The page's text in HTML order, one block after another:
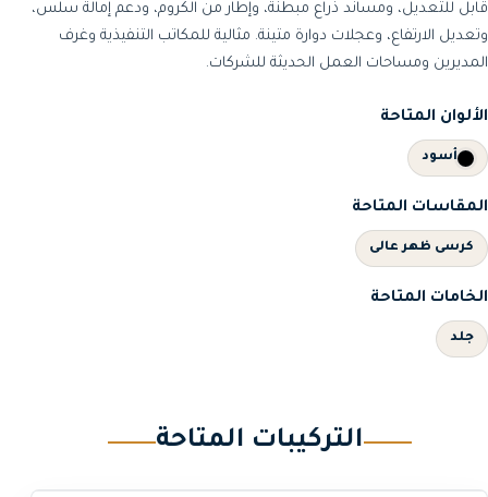
قابل للتعديل، ومساند ذراع مبطنة، وإطار من الكروم، ودعم إمالة سلس،
وتعديل الارتفاع، وعجلات دوارة متينة. مثالية للمكاتب التنفيذية وغرف
المديرين ومساحات العمل الحديثة للشركات.
الألوان المتاحة
أسود
المقاسات المتاحة
كرسى ظهر عالى
الخامات المتاحة
جلد
التركيبات المتاحة